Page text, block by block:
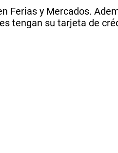
Ferias y Mercados.
tengan su tarjeta de